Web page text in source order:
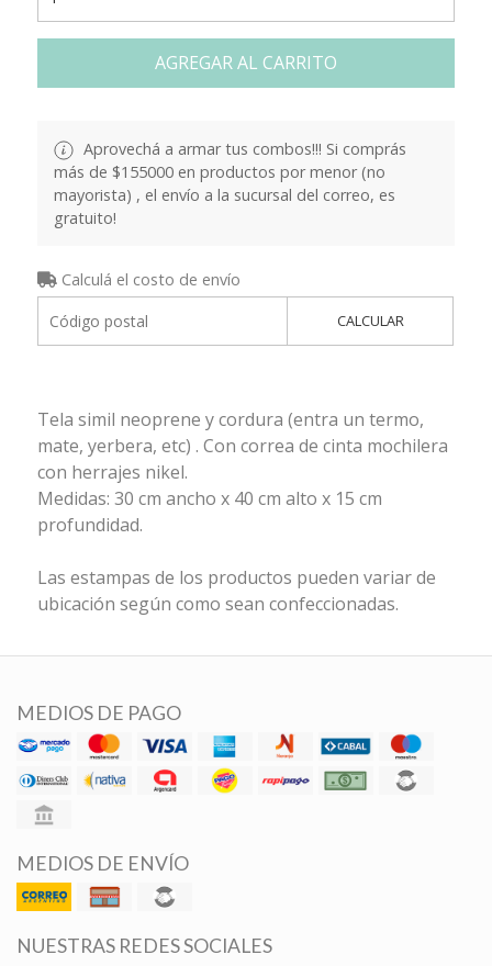
AGREGAR AL CARRITO
Aprovechá a armar tus combos!!! Si comprás
más de $155000 en productos por menor (no
mayorista) , el envío a la sucursal del correo, es
gratuito!
Calculá el costo de envío
CALCULAR
Tela simil neoprene y cordura (entra un termo,
mate, yerbera, etc) . Con correa de cinta mochilera
con herrajes nikel.
Medidas: 30 cm ancho x 40 cm alto x 15 cm
profundidad.
Las estampas de los productos pueden variar de
ubicación según como sean confeccionadas.
MEDIOS DE PAGO
MEDIOS DE ENVÍO
NUESTRAS REDES SOCIALES